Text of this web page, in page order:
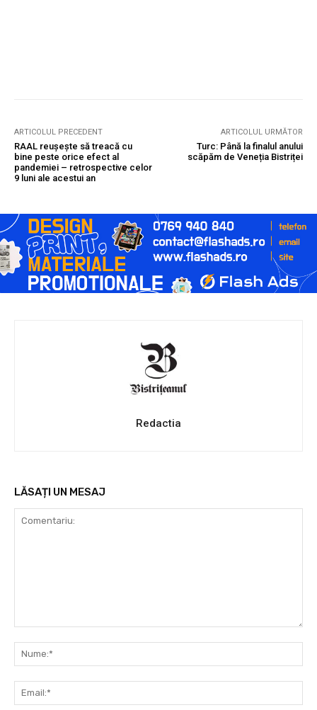
ARTICOLUL PRECEDENT
RAAL reușește să treacă cu
bine peste orice efect al
pandemiei – retrospective celor
9 luni ale acestui an
ARTICOLUL URMĂTOR
Turc: Până la finalul anului
scăpăm de Veneția Bistriței
Redactia
LĂSAȚI UN MESAJ